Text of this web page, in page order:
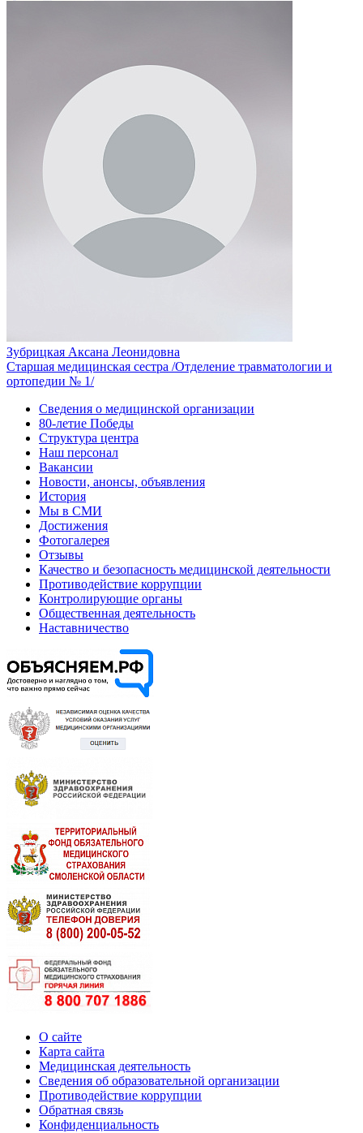
Зубрицкая Аксана Леонидовна
Старшая медицинская сестра /Отделение травматологии и
ортопедии № 1/
Сведения о медицинской организации
80-летие Победы
Структура центра
Наш персонал
Вакансии
Новости, анонсы, объявления
История
Мы в СМИ
Достижения
Фотогалерея
Отзывы
Качество и безопасность медицинской деятельности
Противодействие коррупции
Контролирующие органы
Общественная деятельность
Наставничество
О сайте
Карта сайта
Медицинская деятельность
Сведения об образовательной организации
Противодействие коррупции
Обратная связь
Конфиденциальность